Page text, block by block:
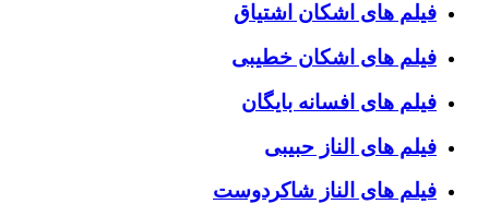
فیلم های اشکان اشتیاق
فیلم های اشکان خطیبی
فیلم های افسانه بایگان
فیلم های الناز حبیبی
فیلم های الناز شاکردوست